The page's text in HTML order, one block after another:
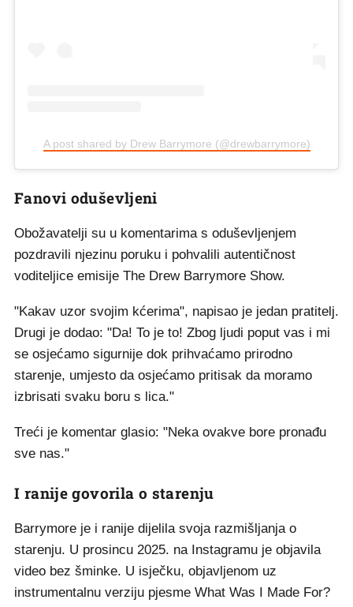
A post shared by Drew Barrymore (@drewbarrymore)
Fanovi oduševljeni
Obožavatelji su u komentarima s oduševljenjem
pozdravili njezinu poruku i pohvalili autentičnost
voditeljice emisije The Drew Barrymore Show.
"Kakav uzor svojim kćerima", napisao je jedan pratitelj.
Drugi je dodao: "Da! To je to! Zbog ljudi poput vas i mi
se osjećamo sigurnije dok prihvaćamo prirodno
starenje, umjesto da osjećamo pritisak da moramo
izbrisati svaku boru s lica."
Treći je komentar glasio: "Neka ovakve bore pronađu
sve nas."
I ranije govorila o starenju
Barrymore je i ranije dijelila svoja razmišljanja o
starenju. U prosincu 2025. na Instagramu je objavila
video bez šminke. U isječku, objavljenom uz
instrumentalnu verziju pjesme What Was I Made For?